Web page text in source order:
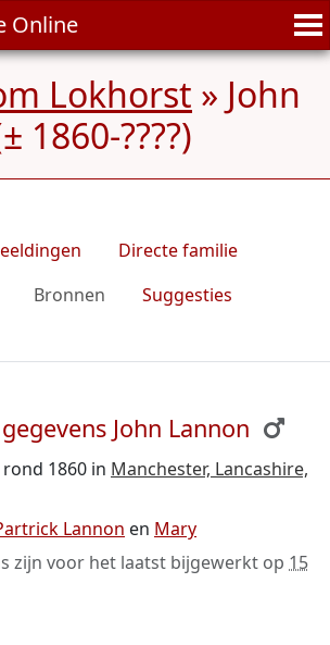
Online
Lokhorst » John
1860-????)
Directe familie
Bronnen
Suggesties
John Lannon
1860 in Manchester, Lancashire,
Lannon en Mary
zijn voor het laatst bijgewerkt op 15